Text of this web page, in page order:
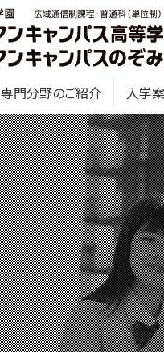
専門分野のご紹介 入学